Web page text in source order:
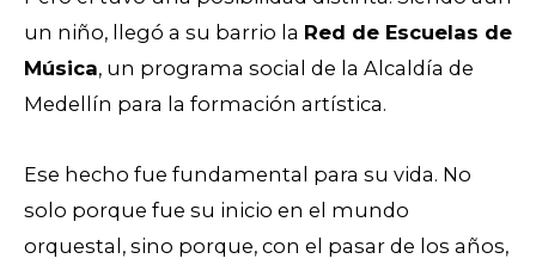
un niño, llegó a su barrio la Red de Escuelas de
Música, un programa social de la Alcaldía de
Medellín para la formación artística.
Ese hecho fue fundamental para su vida. No
solo porque fue su inicio en el mundo
orquestal, sino porque, con el pasar de los años,